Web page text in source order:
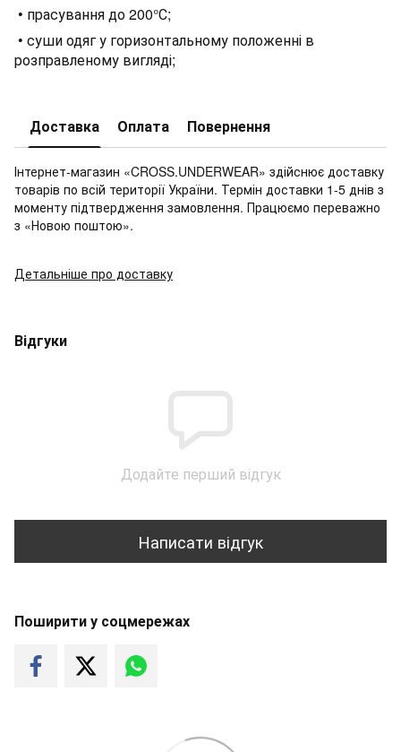
• прасування до 200°С;
• суши одяг у горизонтальному положенні в
розправленому вигляді;
Доставка Оплата Повернення
Інтернет-магазин «CROSS.UNDERWEAR» здійснює доставку
товарів по всій території України. Термін доставки 1-5 днів з
моменту підтвердження замовлення. Працюємо переважно
з «Новою поштою».
Детальніше про доставку
Відгуки
Додайте перший відгук
Написати відгук
Поширити у соцмережах